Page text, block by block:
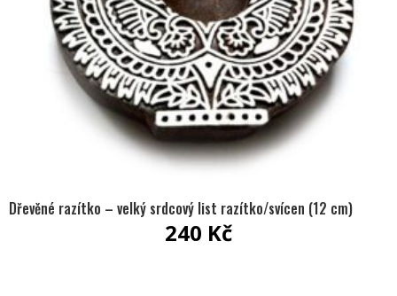
Dřevěné razítko – velký srdcový list razítko/svícen (12 cm)
240 Kč